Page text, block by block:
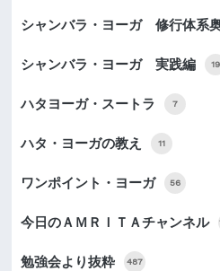
シャンバラ・ヨーガ 修行体系
シャンバラ・ヨーガ 実践編 19
ハタヨーガ・スートラ 7
ハタ・ヨーガの教え 11
ワンポイント・ヨーガ 56
今日のＡＭＲＩＴＡチャンネル
勉強会より抜粋 487